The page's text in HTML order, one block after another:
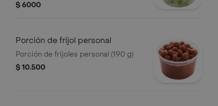
$ 6000
Porción de frijol personal
Porción de frijoles personal (190 g)
$ 10.500